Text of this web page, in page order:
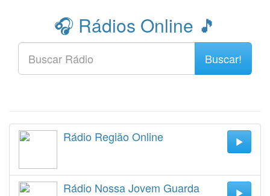
🎧 Rádios Online 🎵
Buscar!
Rádio Região Online
Rádio Nossa Jovem Guarda